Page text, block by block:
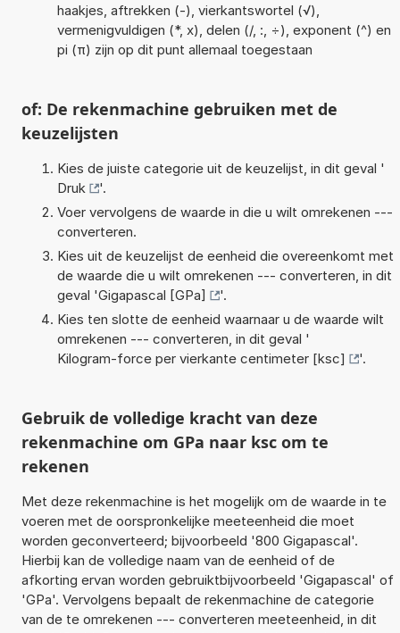
haakjes, aftrekken (-), vierkantswortel (√),
vermenigvuldigen (*, x), delen (/, :, ÷), exponent (^) en
pi (π) zijn op dit punt allemaal toegestaan
of: De rekenmachine gebruiken met de
keuzelijsten
Kies de juiste categorie uit de keuzelijst, in dit geval '
Druk
'.
Voer vervolgens de waarde in die u wilt omrekenen ---
converteren.
Kies uit de keuzelijst de eenheid die overeenkomt met
de waarde die u wilt omrekenen --- converteren, in dit
geval 'Gigapascal [GPa]
'.
Kies ten slotte de eenheid waarnaar u de waarde wilt
omrekenen --- converteren, in dit geval '
Kilogram-force per vierkante centimeter [ksc]
'.
Gebruik de volledige kracht van deze
rekenmachine om GPa naar ksc om te
rekenen
Met deze rekenmachine is het mogelijk om de waarde in te
voeren met de oorspronkelijke meeteenheid die moet
worden geconverteerd; bijvoorbeeld '800 Gigapascal'.
Hierbij kan de volledige naam van de eenheid of de
afkorting ervan worden gebruiktbijvoorbeeld 'Gigapascal' of
'GPa'. Vervolgens bepaalt de rekenmachine de categorie
van de te omrekenen --- converteren meeteenheid, in dit